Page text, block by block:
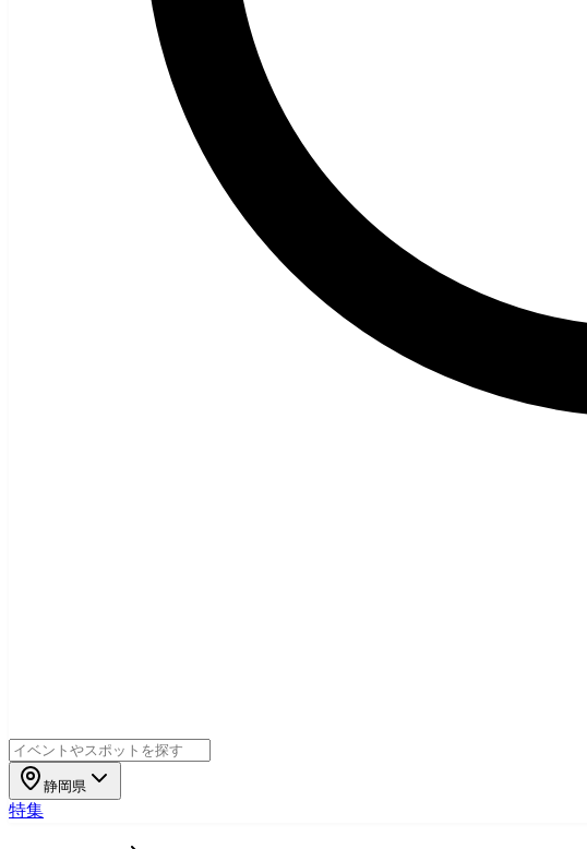
静岡県
特集